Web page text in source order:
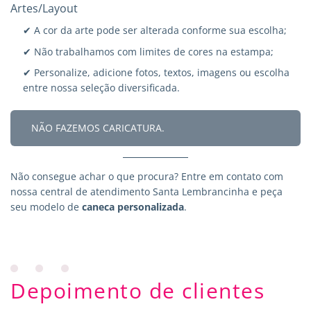
Artes/Layout
✔ A cor da arte pode ser alterada conforme sua escolha;
✔ Não trabalhamos com limites de cores na estampa;
✔ Personalize, adicione fotos, textos, imagens ou escolha
entre nossa seleção diversificada.
NÃO FAZEMOS CARICATURA.
Não consegue achar o que procura? Entre em contato com
nossa central de atendimento Santa Lembrancinha e peça
seu modelo de caneca personalizada.
Depoimento de clientes